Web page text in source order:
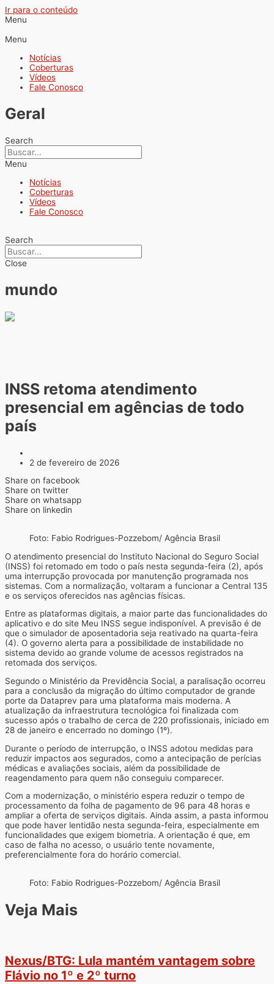
Ir para o conteúdo
Menu
Menu
Notícias
Coberturas
Vídeos
Fale Conosco
Geral
Search
Menu
Notícias
Coberturas
Vídeos
Fale Conosco
Search
Close
mundo
INSS retoma atendimento
presencial em agências de todo
país
2 de fevereiro de 2026
Share on facebook
Share on twitter
Share on whatsapp
Share on linkedin
Foto: Fabio Rodrigues-Pozzebom/ Agência Brasil
O atendimento presencial do Instituto Nacional do Seguro Social
(INSS) foi retomado em todo o país nesta segunda-feira (2), após
uma interrupção provocada por manutenção programada nos
sistemas. Com a normalização, voltaram a funcionar a Central 135
e os serviços oferecidos nas agências físicas.
Entre as plataformas digitais, a maior parte das funcionalidades do
aplicativo e do site Meu INSS segue indisponível. A previsão é de
que o simulador de aposentadoria seja reativado na quarta-feira
(4). O governo alerta para a possibilidade de instabilidade no
sistema devido ao grande volume de acessos registrados na
retomada dos serviços.
Segundo o Ministério da Previdência Social, a paralisação ocorreu
para a conclusão da migração do último computador de grande
porte da Dataprev para uma plataforma mais moderna. A
atualização da infraestrutura tecnológica foi finalizada com
sucesso após o trabalho de cerca de 220 profissionais, iniciado em
28 de janeiro e encerrado no domingo (1º).
Durante o período de interrupção, o INSS adotou medidas para
reduzir impactos aos segurados, como a antecipação de perícias
médicas e avaliações sociais, além da possibilidade de
reagendamento para quem não conseguiu comparecer.
Com a modernização, o ministério espera reduzir o tempo de
processamento da folha de pagamento de 96 para 48 horas e
ampliar a oferta de serviços digitais. Ainda assim, a pasta informou
que pode haver lentidão nesta segunda-feira, especialmente em
funcionalidades que exigem biometria. A orientação é que, em
caso de falha no acesso, o usuário tente novamente,
preferencialmente fora do horário comercial.
Foto: Fabio Rodrigues-Pozzebom/ Agência Brasil
Veja Mais
Nexus/BTG: Lula mantém vantagem sobre
Flávio no 1º e 2º turno